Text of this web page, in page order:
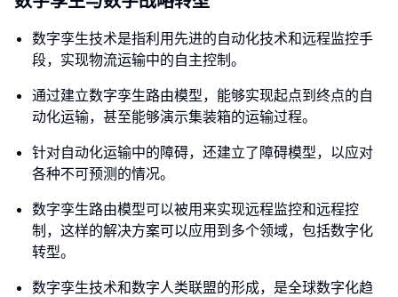
数字孪生技术是指利用先进的自动化技术和远程监控手
段，实现物流运输中的自主控制。
通过建立数字孪生路由模型，能够实现起点到终点的自
动化运输，甚至能够演示集装箱的运输过程。
针对自动化运输中的障碍，还建立了障碍模型，以应对
各种不可预测的情况。
数字孪生路由模型可以被用来实现远程监控和远程控
制，这样的解决方案可以应用到多个领域，包括数字化
转型。
数字孪生技术和数字人类联盟的形成，是全球数字化趋